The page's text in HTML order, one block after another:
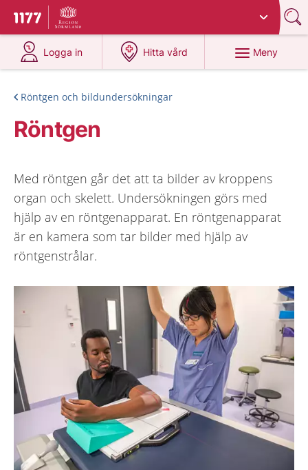
Till startsidan för 1177
Du har valt region
Logga in
på 1177.se
Hitta vård
på 1177.se
Meny
Röntgen och bildundersökningar
Röntgen
Med röntgen går det att ta bilder av kroppens
organ och skelett. Undersökningen görs med
hjälp av en röntgenapparat. En röntgenapparat
är en kamera som tar bilder med hjälp av
röntgenstrålar.